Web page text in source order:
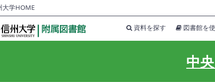
大学HOME
資料を探す 図書館を
中